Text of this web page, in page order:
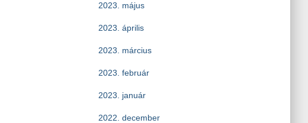
2023. május
2023. április
2023. március
2023. február
2023. január
2022. december